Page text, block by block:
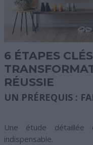
6 ÉTAPES
RÉUSSIE
UN PRÉREQUIS :
Une étude
indispensable.